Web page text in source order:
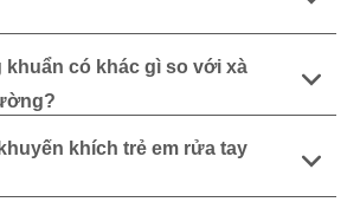
khuẩn có khác gì so với xà
khích trẻ em rửa tay